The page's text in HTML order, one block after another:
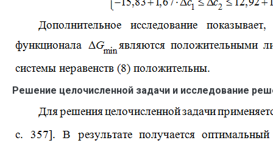
Решение целочисленной задачи и исследование